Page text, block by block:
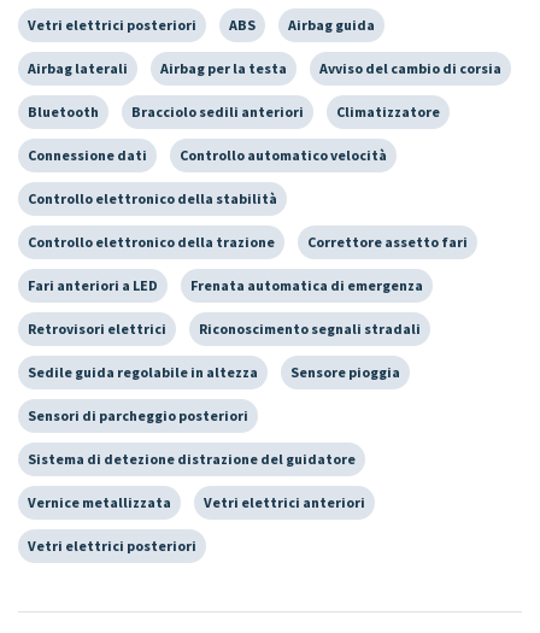
Vetri elettrici posteriori ABS Airbag guida
Airbag laterali Airbag per la testa Avviso del cambio di corsia
Bluetooth Bracciolo sedili anteriori Climatizzatore
Connessione dati Controllo automatico velocità
Controllo elettronico della stabilità
Controllo elettronico della trazione Correttore assetto fari
Fari anteriori a LED Frenata automatica di emergenza
Retrovisori elettrici Riconoscimento segnali stradali
Sedile guida regolabile in altezza Sensore pioggia
Sensori di parcheggio posteriori
Sistema di detezione distrazione del guidatore
Vernice metallizzata Vetri elettrici anteriori
Vetri elettrici posteriori